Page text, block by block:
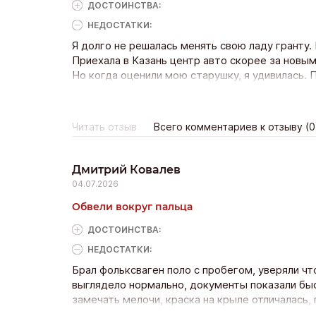
ДОСТОИНCТВА:
НЕДОСТАТКИ:
Я долго не решалась менять свою ладу
Приехала в Казань центр авто скорее за
Но когда оценили мою старушку, я
немного и уехала на новой. Чувствую себя
Читать отзыв Всего комментариев к отзыву
Дмитрий Ковалев
04.07.2026
Обвели вокруг пальца
ДОСТОИНCТВА:
НЕДОСТАТКИ:
Брал фольксваген поло с пробегом, уверяли
выглядело нормально, документы показали
замечать мелочи, краска на крыле